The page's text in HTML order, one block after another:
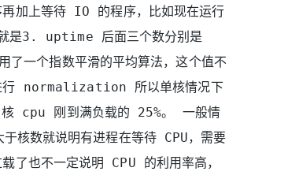
再加上等待 IO 的程序，比如现在运行
是3. uptime 后面三个数分别是
一个指数平滑的平均算法，这个值不
进行 normalization 所以单核情况下
cpu 刚到满负载的 25%。 一般情
核数就说明有进程在等待 CPU，需要
了也不一定说明 CPU 的利用率高，